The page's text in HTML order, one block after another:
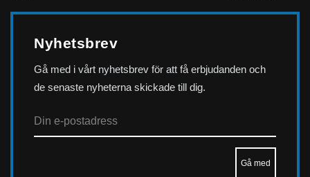
Nyhetsbrev
Gå med i vårt nyhetsbrev för att få erbjudanden och
de senaste nyheterna skickade till dig.